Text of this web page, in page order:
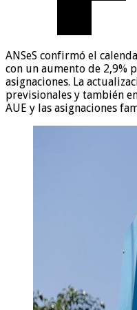
ANSeS confirmó el
con un aumento de 2,9%
asignaciones. La
previsionales y también
AUE y las asignaciones